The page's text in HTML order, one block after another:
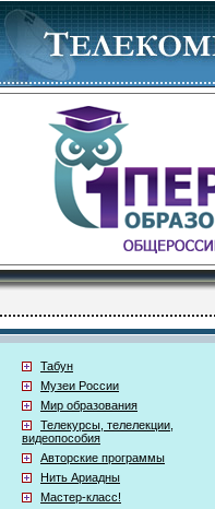
Табун
Музеи России
Мир образования
Телекурсы, телелекции,
видеопособия
Авторские программы
Нить Ариадны
Мастер-класс!